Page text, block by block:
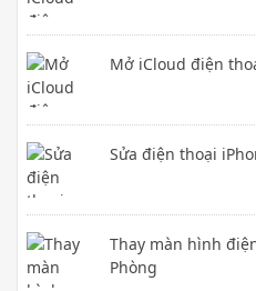
Mở iCloud điện
Sửa điện thoại
Thay màn hình
Phòng